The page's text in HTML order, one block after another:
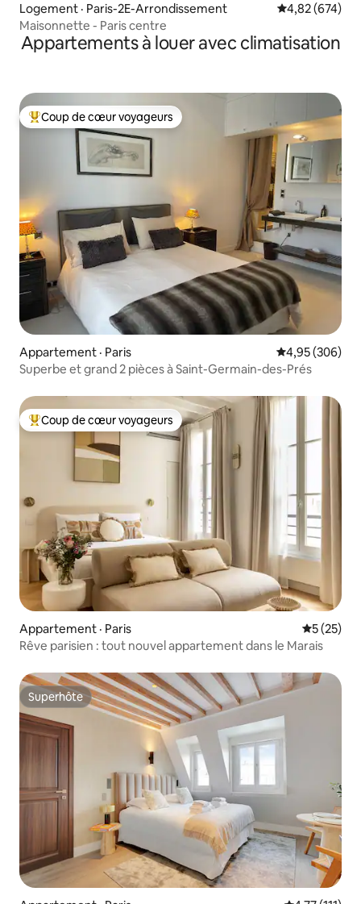
Logement · Paris-2E-Arrondissement Note
4,82 (674)
Maisonnette - Paris centre
Appartements à louer avec climatisation
Coup de cœur voyageurs parmi les plus aimés
Coup de cœur voyageurs
Appartement · Paris Note
4,95 (306)
Superbe et grand 2 pièces à Saint-Germain-des-Prés
Coup de cœur voyageurs parmi les plus aimés
Coup de cœur voyageurs
Appartement · Paris Note
5 (25)
Rêve parisien : tout nouvel appartement dans le Marais
Superhôte
Superhôte